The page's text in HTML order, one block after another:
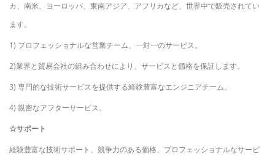
カ、南米、ヨーロッパ、東南アジア、アフリカなど、世界中で販売されてい
ます。
1) プロフェッショナルな営業チーム、一対一のサービス。
2)業界と貿易会社の組み合わせにより、サービスと価格を保証します。
3) 専門的な技術サービスを提供する経験豊富なエンジニアチーム。
4) 親密なアフターサービス。
☆サポート
経験豊富な技術サポート、競争力のある価格、プロフェッショナルなサービ